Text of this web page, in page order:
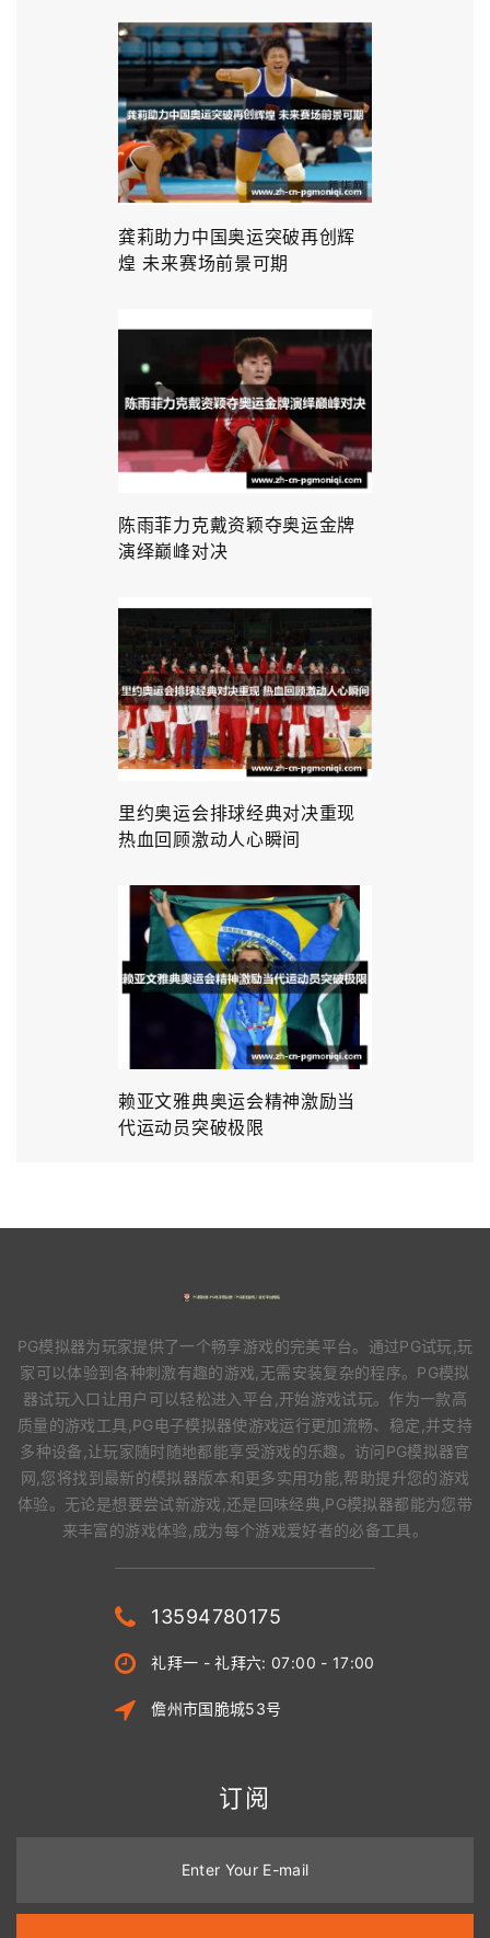
龚莉助力中国奥运突破再创辉
煌 未来赛场前景可期
陈雨菲力克戴资颖夺奥运金牌
演绎巅峰对决
里约奥运会排球经典对决重现
热血回顾激动人心瞬间
赖亚文雅典奥运会精神激励当
代运动员突破极限
PG模拟器为玩家提供了一个畅享游戏的完美平台。通过PG试玩,玩
家可以体验到各种刺激有趣的游戏,无需安装复杂的程序。PG模拟
器试玩入口让用户可以轻松进入平台,开始游戏试玩。作为一款高
质量的游戏工具,PG电子模拟器使游戏运行更加流畅、稳定,并支持
多种设备,让玩家随时随地都能享受游戏的乐趣。访问PG模拟器官
网,您将找到最新的模拟器版本和更多实用功能,帮助提升您的游戏
体验。无论是想要尝试新游戏,还是回味经典,PG模拟器都能为您带
来丰富的游戏体验,成为每个游戏爱好者的必备工具。
13594780175
礼拜一 - 礼拜六: 07:00 - 17:00
儋州市国脆城53号
订阅
Enter Your E-mail